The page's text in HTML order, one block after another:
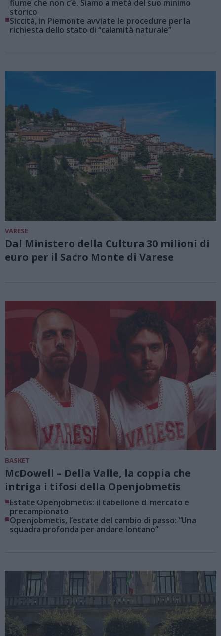
fiume che non c’è. Siamo a metà del suo minimo
storico
■Siccità, in Piemonte avviate le procedure per la
richiesta dello stato di “calamità naturale”
VARESE
Dal Ministero della Cultura 30 milioni di
euro per il Sacro Monte di Varese
BASKET
McDowell – Della Valle, la coppia che
intriga i tifosi della Openjobmetis
■Estate Openjobmetis: il tabellone di mercato e
precampionato
■Openjobmetis, l’estate del cambio di passo: “Una
squadra profonda per andare lontano”